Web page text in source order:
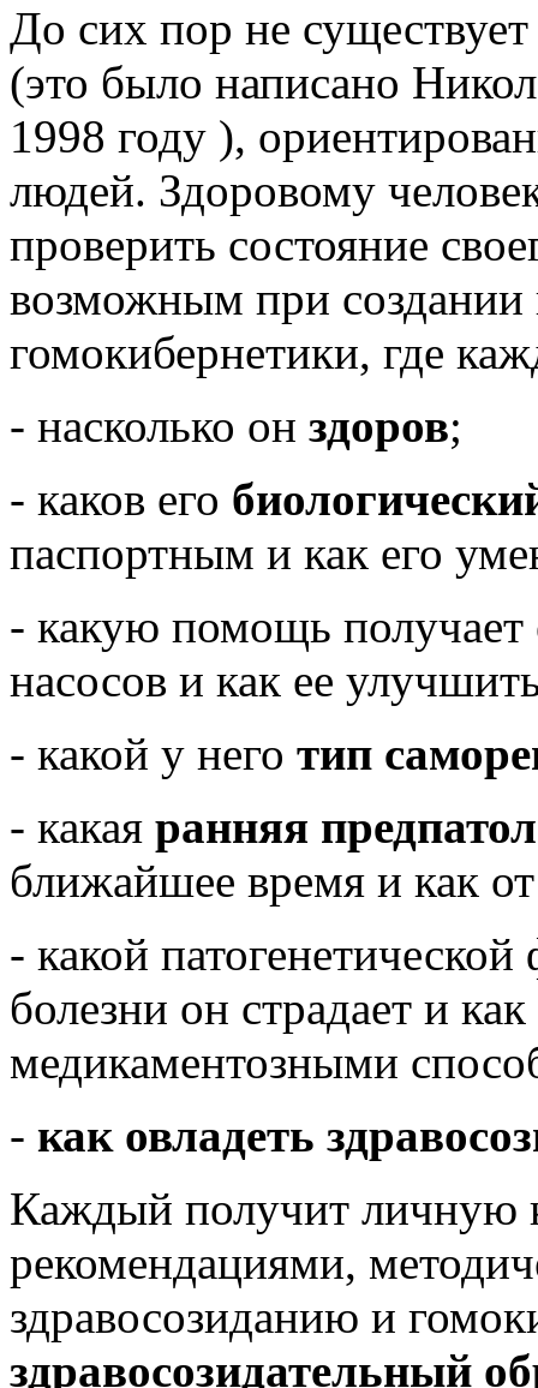
До сих пор не
(это было написано
1998 году ),
людей. Здоровому
проверить состояние
возможным при создании
гомокибернетики, где
- насколько он здоров;
- каков его
паспортным и как его
- какую помощь получает
насосов и как ее
- какой у него тип
- какая ранняя
ближайшее время и как от
- какой
болезни он страдает и
медикаментозными
- как овладеть
Каждый получит личную
рекомендациями,
здравосозиданию и
здравосозидательный